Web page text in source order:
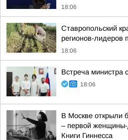
18:06
Ставропольский
регионов-лидеров
18:06
Встреча министра
18:06
В Москве открыли
– первой
Книги Гиннесса